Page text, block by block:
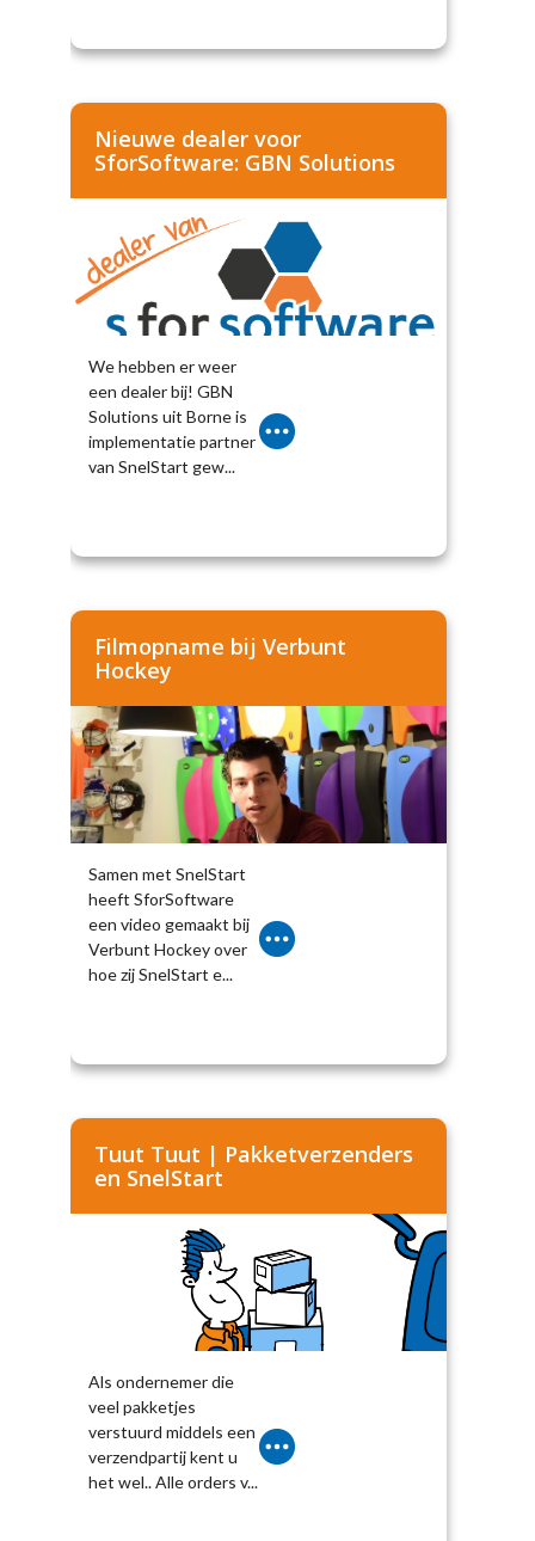
Nieuwe dealer voor
SforSoftware: GBN Solutions
We hebben er weer
een dealer bij! GBN
Solutions uit Borne is
implementatie partner
van SnelStart gew...
Filmopname bij Verbunt
Hockey
Samen met SnelStart
heeft SforSoftware
een video gemaakt bij
Verbunt Hockey over
hoe zij SnelStart e...
Tuut Tuut | Pakketverzenders
en SnelStart
Als ondernemer die
veel pakketjes
verstuurd middels een
verzendpartij kent u
het wel.. Alle orders v...